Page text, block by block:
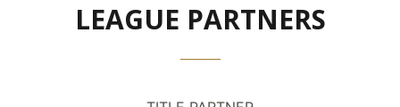
LEAGUE PARTNERS